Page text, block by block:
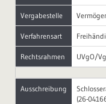
Vergabestelle
Verfahrensart
Rechtsrahmen UVgO/
Ausschreibung
(26-